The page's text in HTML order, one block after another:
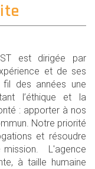
est dirigée par
et de ses
des années une
l’éthique et la
: apporter à nos
Notre priorité
et résoudre
mission. L'agence
à taille humaine